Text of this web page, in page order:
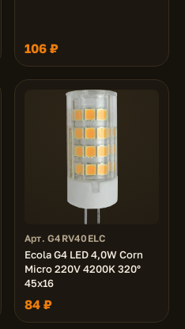
106 ₽
Арт. G4RV40ELC
Ecola G4 LED 4,0W Corn
Micro 220V 4200K 320°
45x16
84 ₽